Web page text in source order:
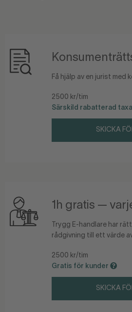
Få hjälp av en jurist
2500 kr/tim
Särskild rabatterad taxa
SKICKA
1h gratis —
Trygg E-handlare har
rådgivning till ett värde
2500 kr/tim
Gratis för kunder
SKICKA